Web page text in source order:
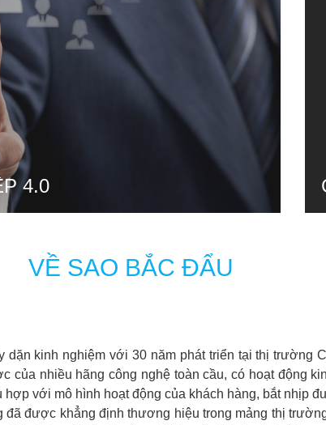
4.0
VỀ SAO BẮC ĐẨU
kinh nghiệm với 30 năm phát triển tại thị trường
nhiều hãng công nghệ toàn cầu, có hoạt động
với mô hình hoạt động của khách hàng, bắt nhịp
được khẳng định thương hiệu trong mảng thị trường